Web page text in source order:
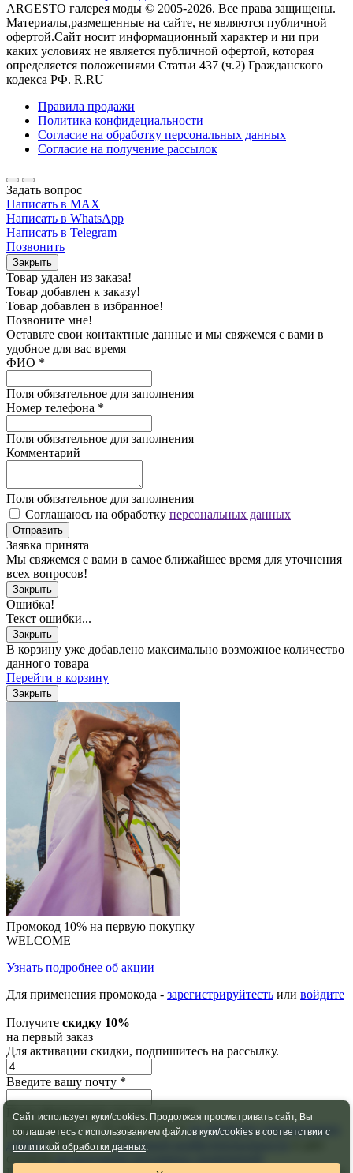
ARGESTO галерея моды © 2005-2026. Все права защищены.
Материалы,размещенные на сайте, не являются публичной
офертой.Сайт носит информационный характер и ни при
каких условиях не является публичной офертой, которая
определяется положениями Статьи 437 (ч.2) Гражданского
кодекса РФ. R.RU
Правила продажи
Политика конфидециальности
Согласие на обработку персональных данных
Согласие на получение рассылок
Задать вопрос
Написать в MAX
Написать в WhatsApp
Написать в Telegram
Позвонить
Закрыть
Товар удален из заказа!
Товар добавлен к заказу!
Товар добавлен в избранное!
Позвоните мне!
Оставьте свои контактные данные и мы свяжемся с вами в
удобное для вас время
ФИО *
Поля обязательное для заполнения
Номер телефона *
Поля обязательное для заполнения
Комментарий
Поля обязательное для заполнения
Соглашаюсь на обработку персональных данных
Отправить
Заявка принята
Мы свяжемся с вами в самое ближайшее время для уточнения
всех вопросов!
Закрыть
Ошибка!
Текст ошибки...
Закрыть
В корзину уже добавлено максимально возможное количество
данного товара
Перейти в корзину
Закрыть
Промокод 10% на первую покупку
WELCOME
Узнать подробнее об акции
Для применения промокода - зарегистрируйтесть или войдите
Получите скидку 10%
на первый заказ
Для активации скидки, подпишитесь на рассылку.
Введите вашу почту *
Поля обязательное для заполнения
Подписаться Я даю согласиена обработку персональных
данных, cогласен с политикой конфиденциальности
Сайт использует куки/cookies. Продолжая просматривать сайт, Вы
соглашаетесь с использованием файлов куки/cookies в соответствии с
политикой обработки данных.